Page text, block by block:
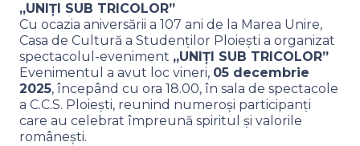
„UNIȚI SUB TRICOLOR”
Cu ocazia aniversării a 107 ani de la Marea Unire,
Casa de Cultură a Studenților Ploiești a organizat
spectacolul-eveniment „UNIȚI SUB TRICOLOR”
Evenimentul a avut loc vineri, 05 decembrie
2025, începând cu ora 18.00, în sala de spectacole
a C.C.S. Ploiești, reunind numeroși participanți
care au celebrat împreună spiritul și valorile
românești.